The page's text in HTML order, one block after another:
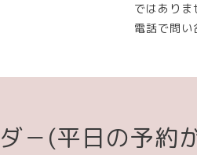
ではあり
電話で問い
－(平日の予約